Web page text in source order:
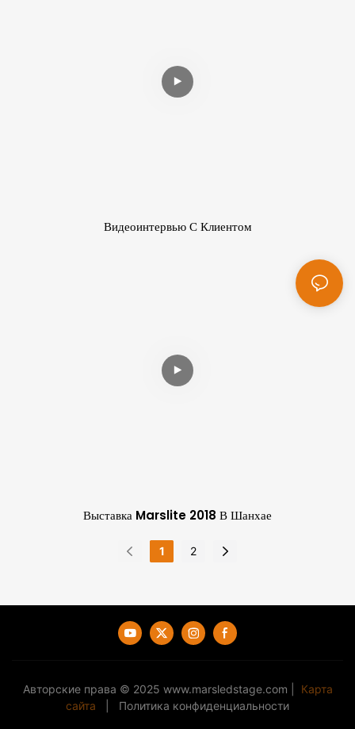
Видеоинтервью С Клиентом
Выставка Marslite 2018 В Шанхае
1 2
Авторские права © 2025 www.marsledstage.com
Карта
сайта
Политика конфиденциальности